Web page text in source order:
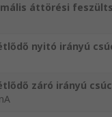
áttörési
nyitó irányú
záró irányú